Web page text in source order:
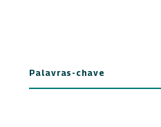
Palavras-chave